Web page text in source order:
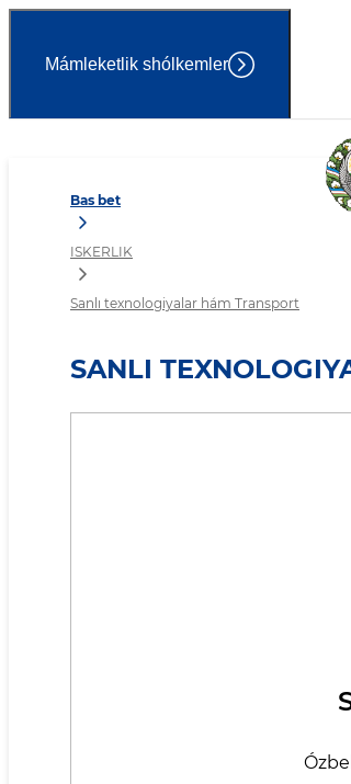
Mámleketlik shólkemler
Sanlı
Bas bet
ISKERLIK
Sanlı texnologiyalar hám Transport
SANLI